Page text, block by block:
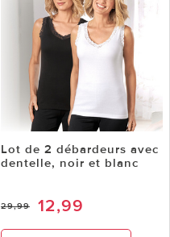
Lot de 2 débardeurs avec
dentelle, noir et blanc
29,99 12,99